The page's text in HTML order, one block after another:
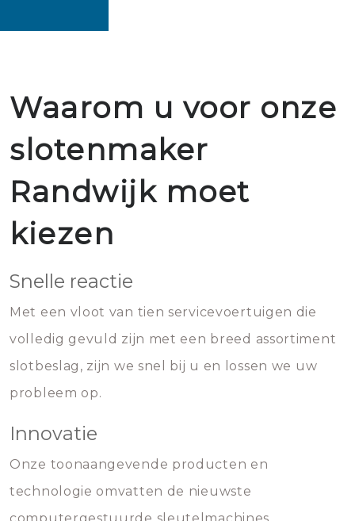
Waarom u voor onze
slotenmaker
Randwijk moet
kiezen
Snelle reactie
Met een vloot van tien servicevoertuigen die
volledig gevuld zijn met een breed assortiment
slotbeslag, zijn we snel bij u en lossen we uw
probleem op.
Innovatie
Onze toonaangevende producten en
technologie omvatten de nieuwste